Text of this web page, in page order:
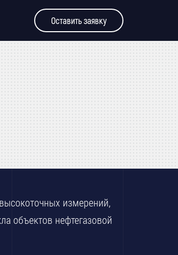
Оставить заявку
измерений,
объектов нефтегазовой